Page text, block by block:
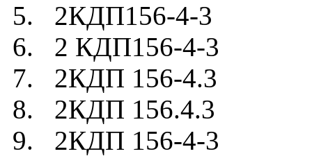
5. 2КДП156-4-3
6. 2 КДП156-4-3
7. 2КДП 156-4.3
8. 2КДП 156.4.3
9. 2КДП 156-4-3